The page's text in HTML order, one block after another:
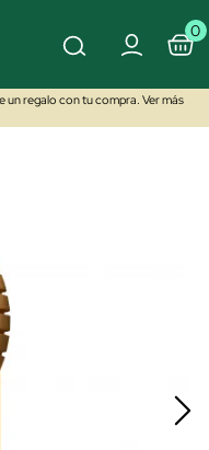
0
un regalo con tu compra. Ver más